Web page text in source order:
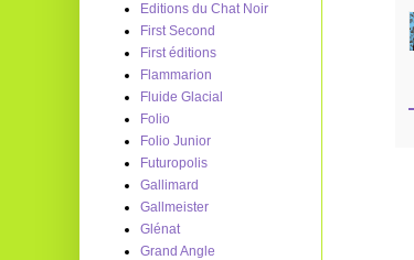
Editions du Chat Noir
First Second
First éditions
Flammarion
Fluide Glacial
Folio
Folio Junior
Futuropolis
Gallimard
Gallmeister
Glénat
Grand Angle